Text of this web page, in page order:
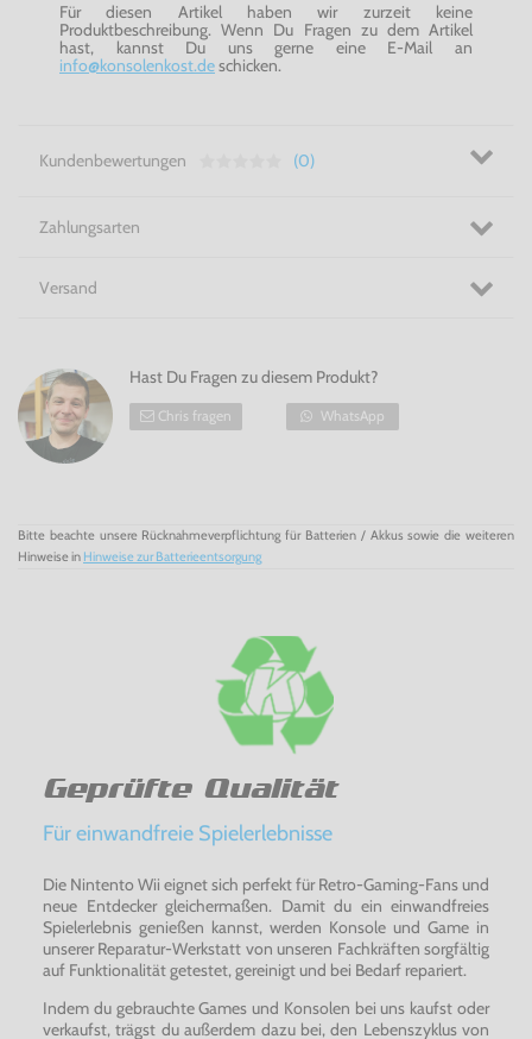
Für diesen Artikel haben wir zurzeit keine
Produktbeschreibung. Wenn Du Fragen zu dem Artikel
hast, kannst Du uns gerne eine E-Mail an
info@konsolenkost.deschicken.
Kundenbewertungen (0)
Zahlungsarten
Versand
Hast Du Fragen zu diesem Produkt?
Chris fragen WhatsApp
Bitte beachte unsere Rücknahmeverpflichtung für Batterien / Akkus sowie die weiteren
Hinweise in Hinweise zur Batterieentsorgung
Geprüfte Qualität
Für einwandfreie Spielerlebnisse
Die Nintento Wii eignet sich perfekt für Retro-Gaming-Fans und
neue Entdecker gleichermaßen. Damit du ein einwandfreies
Spielerlebnis genießen kannst, werden Konsole und Game in
unserer Reparatur-Werkstatt von unseren Fachkräften sorgfältig
auf Funktionalität getestet, gereinigt und bei Bedarf repariert.
Indem du gebrauchte Games und Konsolen bei uns kaufst oder
verkaufst, trägst du außerdem dazu bei, den Lebenszyklus von